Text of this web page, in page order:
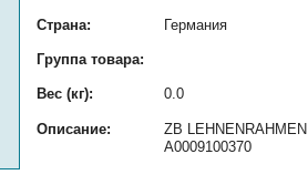
Страна: Германия
Группа товара:
Вес (кг): 0.0
Описание:
ZB
A0009100370